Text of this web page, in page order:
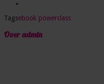
Tagsebook powerclass
Over admin